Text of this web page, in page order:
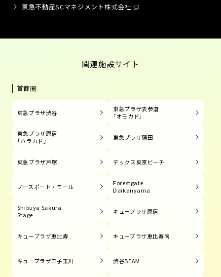
東急不動産SCマネジメント株式会社
関連施設サイト
首都圏
東急プラザ渋谷
東急プラザ表参道
「オモカド」
東急プラザ原宿
「ハラカド」
東急プラザ蒲田
東急プラザ戸塚 デックス東京ビーチ
ノースポート・モール
Forestgate
Daikanyama
Shibuya Sakura
Stage
キュープラザ原宿
キュープラザ恵比寿 キュープラザ恵比寿南
キュープラザ二子玉川 渋谷BEAM